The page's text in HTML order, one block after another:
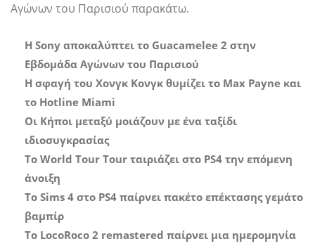
Αγώνων του Παρισιού παρακάτω.
Η Sony αποκαλύπτει το Guacamelee 2 στην
Εβδομάδα Αγώνων του Παρισιού
Η σφαγή του Χονγκ Κονγκ θυμίζει το Max Payne και
το Hotline Miami
Οι Κήποι μεταξύ μοιάζουν με ένα ταξίδι
ιδιοσυγκρασίας
Το World Tour Tour ταιριάζει στο PS4 την επόμενη
άνοιξη
Το Sims 4 στο PS4 παίρνει πακέτο επέκτασης γεμάτο
βαμπίρ
Το LocoRoco 2 remastered παίρνει μια ημερομηνία